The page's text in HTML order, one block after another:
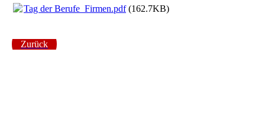
Tag der Berufe_Firmen.pdf(162.7KB)
Zurück